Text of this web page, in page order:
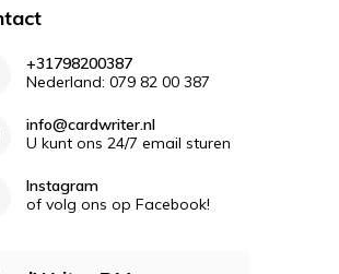
+31798200387
Nederland: 079 82 00 387
info@cardwriter.nl
U kunt ons 24/7 email sturen
Instagram
of volg ons op Facebook!